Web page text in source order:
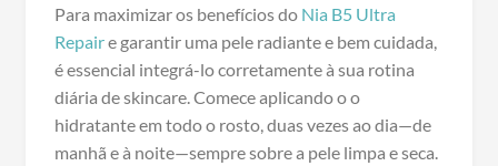
Para maximizar os benefícios do Nia B5 Ultra
Repaire garantir uma pele radiante e bem cuidada,
é essencial integrá-lo corretamente à sua rotina
diária de skincare. Comece aplicando o o
hidratante em todo o rosto, duas vezes ao dia—de
manhã e à noite—sempre sobre a pele limpa e seca.